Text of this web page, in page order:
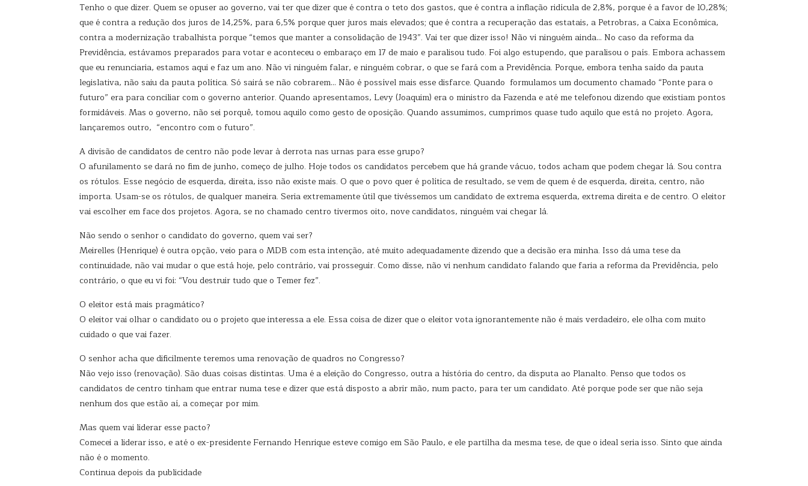
Tenho o que dizer. Quem se opuser ao governo, vai ter que dizer que é contra o teto dos gastos, que é contra a inflação ridícula de 2,8%, porque é a favor de 10,28%;
que é contra a redução dos juros de 14,25%, para 6,5% porque quer juros mais elevados; que é contra a recuperação das estatais, a Petrobras, a Caixa Econômica,
contra a modernização trabalhista porque “temos que manter a consolidação de 1943”. Vai ter que dizer isso! Não vi ninguém ainda… No caso da reforma da
Previdência, estávamos preparados para votar e aconteceu o embaraço em 17 de maio e paralisou tudo. Foi algo estupendo, que paralisou o país. Embora achassem
que eu renunciaria, estamos aqui e faz um ano. Não vi ninguém falar, e ninguém cobrar, o que se fará com a Previdência. Porque, embora tenha saído da pauta
legislativa, não saiu da pauta política. Só sairá se não cobrarem… Não é possível mais esse disfarce. Quando formulamos um documento chamado “Ponte para o
futuro” era para conciliar com o governo anterior. Quando apresentamos, Levy (Joaquim) era o ministro da Fazenda e até me telefonou dizendo que existiam pontos
formidáveis. Mas o governo, não sei porquê, tomou aquilo como gesto de oposição. Quando assumimos, cumprimos quase tudo aquilo que está no projeto. Agora,
lançaremos outro, “encontro com o futuro”.
A divisão de candidatos de centro não pode levar à derrota nas urnas para esse grupo?
O afunilamento se dará no fim de junho, começo de julho. Hoje todos os candidatos percebem que há grande vácuo, todos acham que podem chegar lá. Sou contra
os rótulos. Esse negócio de esquerda, direita, isso não existe mais. O que o povo quer é política de resultado, se vem de quem é de esquerda, direita, centro, não
importa. Usam-se os rótulos, de qualquer maneira. Seria extremamente útil que tivéssemos um candidato de extrema esquerda, extrema direita e de centro. O eleitor
vai escolher em face dos projetos. Agora, se no chamado centro tivermos oito, nove candidatos, ninguém vai chegar lá.
Não sendo o senhor o candidato do governo, quem vai ser?
Meirelles (Henrique) é outra opção, veio para o MDB com esta intenção, até muito adequadamente dizendo que a decisão era minha. Isso dá uma tese da
continuidade, não vai mudar o que está hoje, pelo contrário, vai prosseguir. Como disse, não vi nenhum candidato falando que faria a reforma da Previdência, pelo
contrário, o que eu vi foi: “Vou destruir tudo que o Temer fez”.
O eleitor está mais pragmático?
O eleitor vai olhar o candidato ou o projeto que interessa a ele. Essa coisa de dizer que o eleitor vota ignorantemente não é mais verdadeiro, ele olha com muito
cuidado o que vai fazer.
O senhor acha que dificilmente teremos uma renovação de quadros no Congresso?
Não vejo isso (renovação). São duas coisas distintas. Uma é a eleição do Congresso, outra a história do centro, da disputa ao Planalto. Penso que todos os
candidatos de centro tinham que entrar numa tese e dizer que está disposto a abrir mão, num pacto, para ter um candidato. Até porque pode ser que não seja
nenhum dos que estão aí, a começar por mim.
Mas quem vai liderar esse pacto?
Comecei a liderar isso, e até o ex-presidente Fernando Henrique esteve comigo em São Paulo, e ele partilha da mesma tese, de que o ideal seria isso. Sinto que ainda
não é o momento.
Continua depois da publicidade